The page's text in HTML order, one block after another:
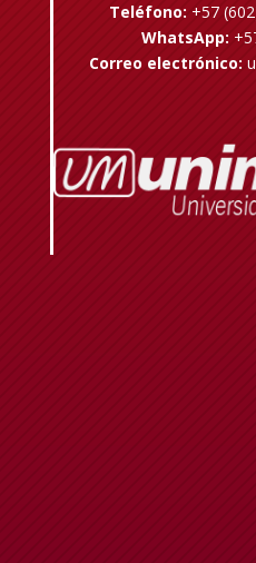
Teléfono: +57
WhatsApp:
Correo electrónico: